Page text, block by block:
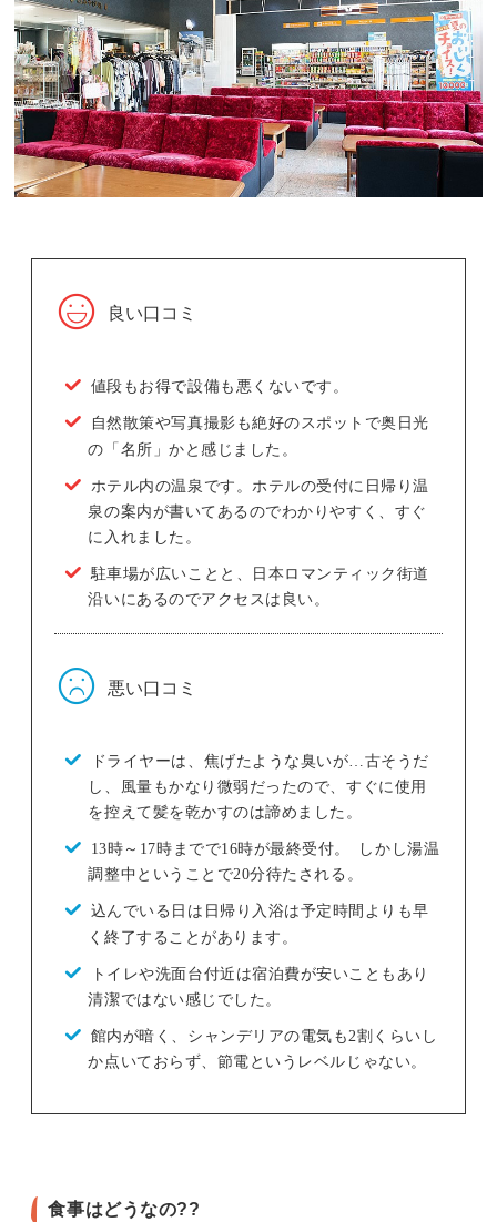
良い口コミ
値段もお得で設備も悪くないです。
自然散策や写真撮影も絶好のスポットで奥日光
の「名所」かと感じました。
ホテル内の温泉です。ホテルの受付に日帰り温
泉の案内が書いてあるのでわかりやすく、すぐ
に入れました。
駐車場が広いことと、日本ロマンティック街道
沿いにあるのでアクセスは良い。
悪い口コミ
ドライヤーは、焦げたような臭いが…古そうだ
し、風量もかなり微弱だったので、すぐに使用
を控えて髪を乾かすのは諦めました。
13時～17時までで16時が最終受付。 しかし湯温
調整中ということで20分待たされる。
込んでいる日は日帰り入浴は予定時間よりも早
く終了することがあります。
トイレや洗面台付近は宿泊費が安いこともあり
清潔ではない感じでした。
館内が暗く、シャンデリアの電気も2割くらいし
か点いておらず、節電というレベルじゃない。
食事はどうなの??